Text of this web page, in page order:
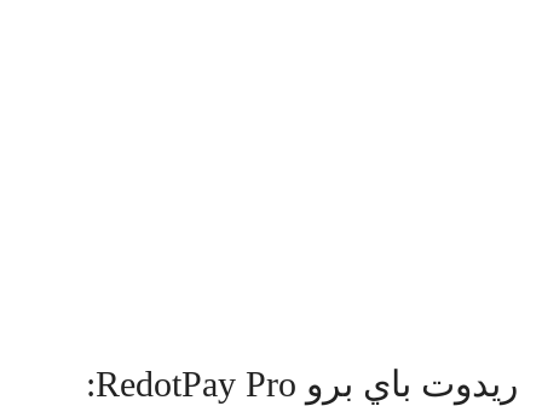
ريدوت باي برو RedotPay Pro: